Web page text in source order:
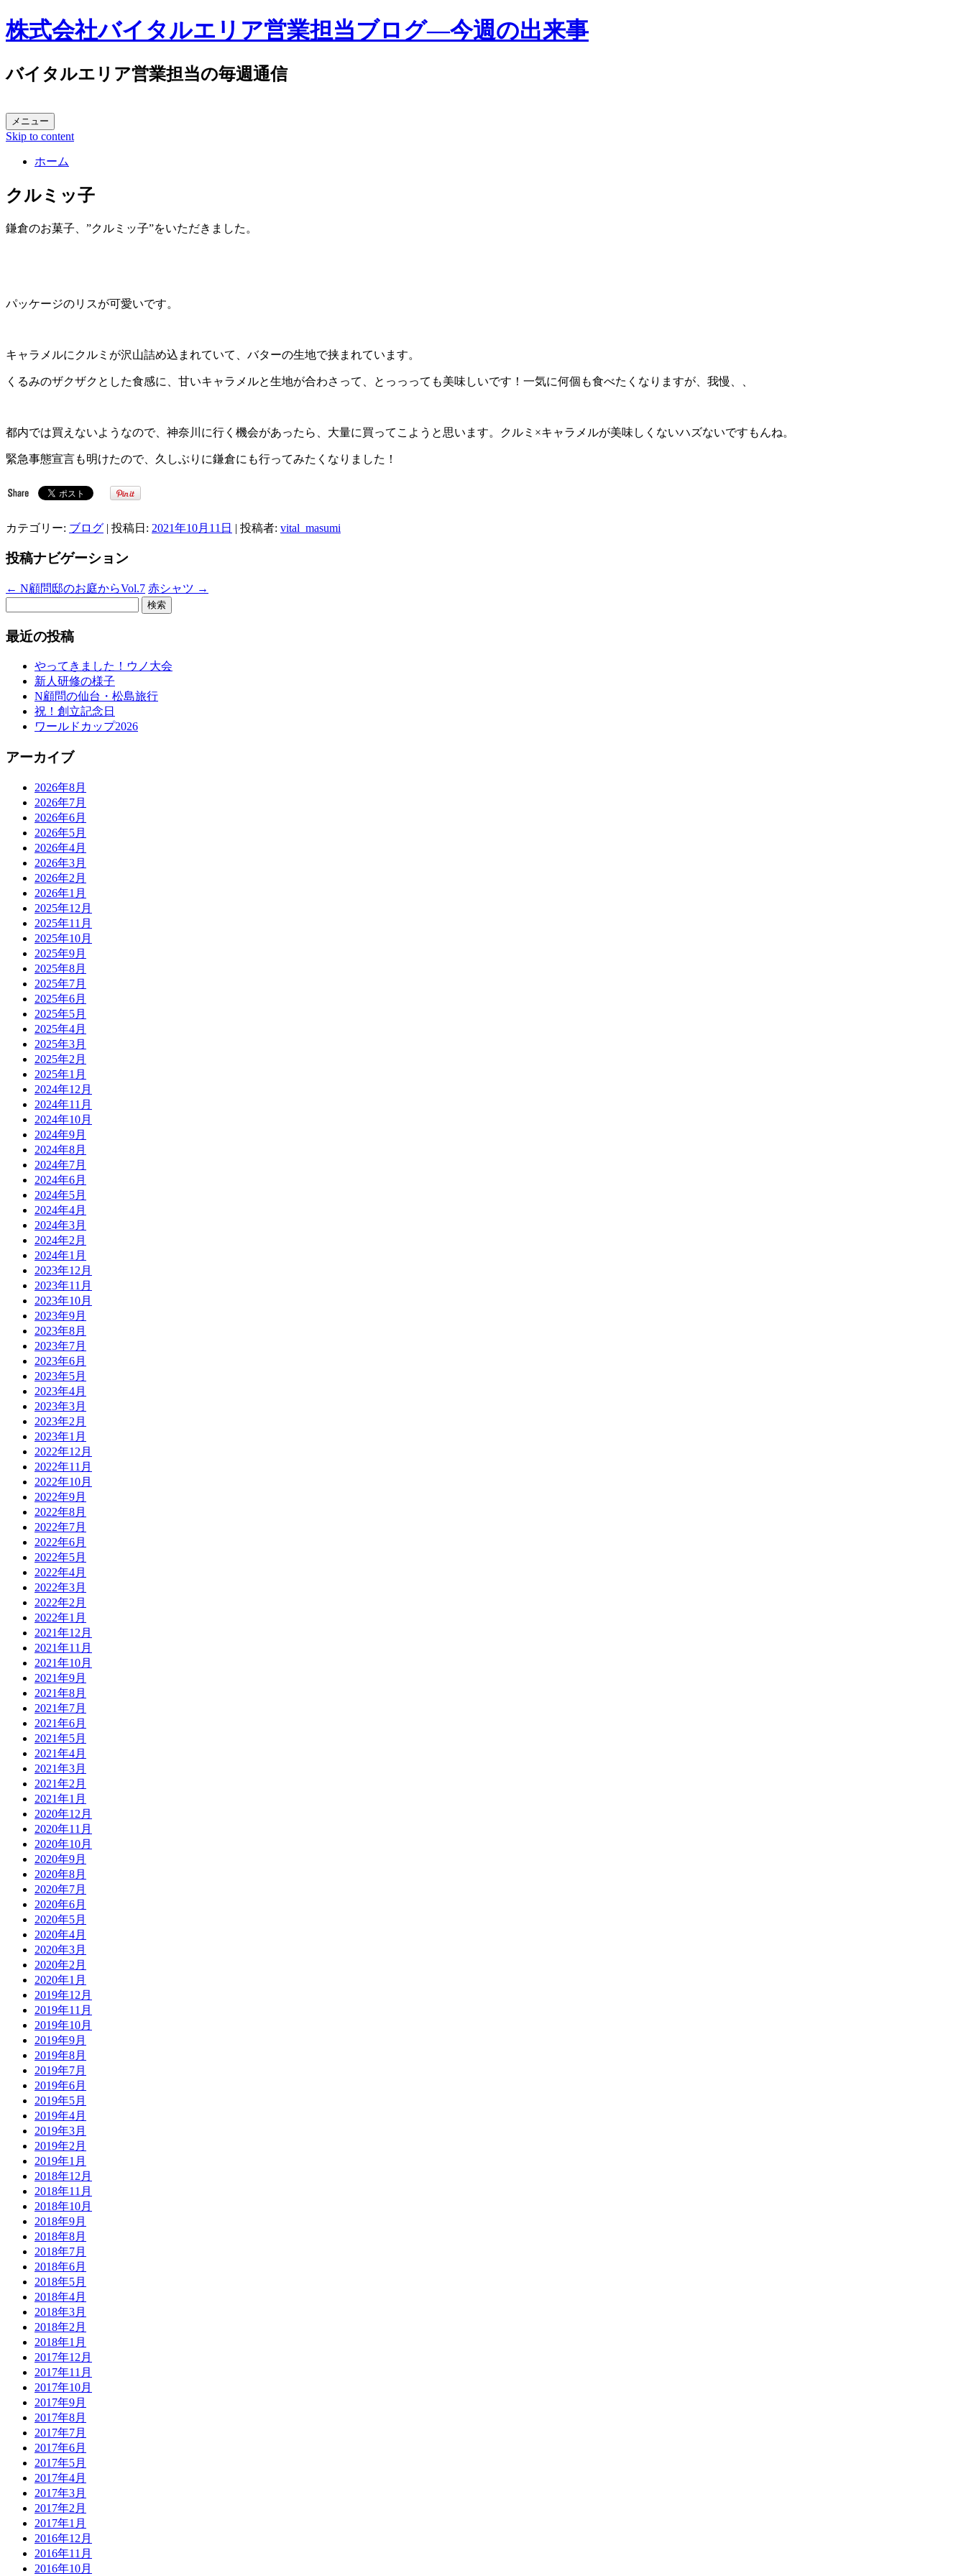
株式会社バイタルエリア営業担当ブログ―今週の出来事
バイタルエリア営業担当の毎週通信
メニュー
Skip to content
ホーム
クルミッ子
鎌倉のお菓子、”クルミッ子”をいただきました。
パッケージのリスが可愛いです。
キャラメルにクルミが沢山詰め込まれていて、バターの生地で挟まれています。
くるみのザクザクとした食感に、甘いキャラメルと生地が合わさって、とっっっても美味しいです！一気に何個も食べたくなりますが、我慢、、
都内では買えないようなので、神奈川に行く機会があったら、大量に買ってこようと思います。クルミ×キャラメルが美味しくないハズないですもんね。
緊急事態宣言も明けたので、久しぶりに鎌倉にも行ってみたくなりました！
カテゴリー: ブログ | 投稿日: 2021年10月11日 | 投稿者: vital_masumi
投稿ナビゲーション
← N顧問邸のお庭からVol.7 赤シャツ →
最近の投稿
やってきました！ウノ大会
新人研修の様子
N顧問の仙台・松島旅行
祝！創立記念日
ワールドカップ2026
アーカイブ
2026年8月
2026年7月
2026年6月
2026年5月
2026年4月
2026年3月
2026年2月
2026年1月
2025年12月
2025年11月
2025年10月
2025年9月
2025年8月
2025年7月
2025年6月
2025年5月
2025年4月
2025年3月
2025年2月
2025年1月
2024年12月
2024年11月
2024年10月
2024年9月
2024年8月
2024年7月
2024年6月
2024年5月
2024年4月
2024年3月
2024年2月
2024年1月
2023年12月
2023年11月
2023年10月
2023年9月
2023年8月
2023年7月
2023年6月
2023年5月
2023年4月
2023年3月
2023年2月
2023年1月
2022年12月
2022年11月
2022年10月
2022年9月
2022年8月
2022年7月
2022年6月
2022年5月
2022年4月
2022年3月
2022年2月
2022年1月
2021年12月
2021年11月
2021年10月
2021年9月
2021年8月
2021年7月
2021年6月
2021年5月
2021年4月
2021年3月
2021年2月
2021年1月
2020年12月
2020年11月
2020年10月
2020年9月
2020年8月
2020年7月
2020年6月
2020年5月
2020年4月
2020年3月
2020年2月
2020年1月
2019年12月
2019年11月
2019年10月
2019年9月
2019年8月
2019年7月
2019年6月
2019年5月
2019年4月
2019年3月
2019年2月
2019年1月
2018年12月
2018年11月
2018年10月
2018年9月
2018年8月
2018年7月
2018年6月
2018年5月
2018年4月
2018年3月
2018年2月
2018年1月
2017年12月
2017年11月
2017年10月
2017年9月
2017年8月
2017年7月
2017年6月
2017年5月
2017年4月
2017年3月
2017年2月
2017年1月
2016年12月
2016年11月
2016年10月